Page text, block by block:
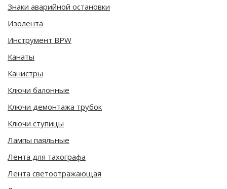
Знаки аварийной остановки
Изолента
Инструмент BPW
Канаты
Канистры
Ключи балонные
Ключи демонтажа трубок
Ключи ступицы
Лампы паяльные
Лента для тахографа
Лента светоотражающая